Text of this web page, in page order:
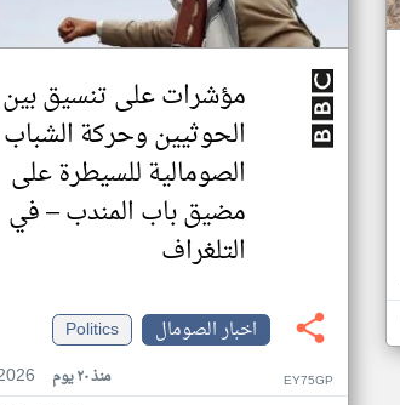
مؤشرات على تنسيق بين
الحوثيين وحركة الشباب
الصومالية للسيطرة على
مضيق باب المندب – في
التلغراف
اخبار الصومال
Politics
منذ ٢٠ يوم EY75GP